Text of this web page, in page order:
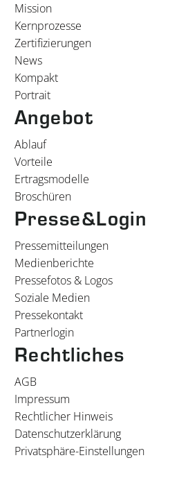
Mission
Kernprozesse
Zertifizierungen
News
Kompakt
Portrait
Angebot
Ablauf
Vorteile
Ertragsmodelle
Broschüren
Presse&Login
Pressemitteilungen
Medienberichte
Pressefotos & Logos
Soziale Medien
Pressekontakt
Partnerlogin
Rechtliches
AGB
Impressum
Rechtlicher Hinweis
Datenschutzerklärung
Privatsphäre-Einstellungen